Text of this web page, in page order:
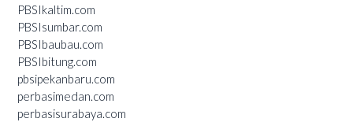
PBSIkaltim.com
PBSIsumbar.com
PBSIbaubau.com
PBSIbitung.com
pbsipekanbaru.com
perbasimedan.com
perbasisurabaya.com